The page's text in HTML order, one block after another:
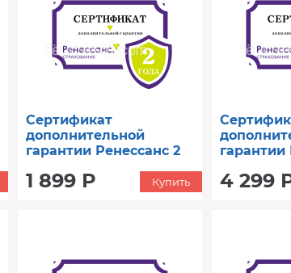
Сертификат
дополнительной
гарантии Ренессанс 2
1 899 Р Купить
гарантии
4 299